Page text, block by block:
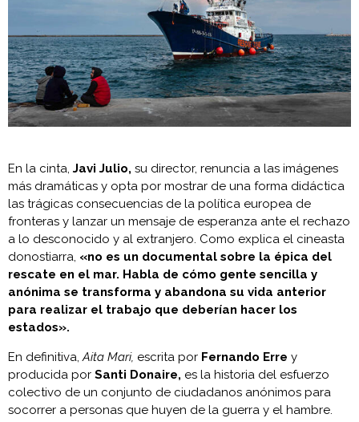
En la cinta, Javi Julio, su director, renuncia a las imágenes
más dramáticas y opta por mostrar de una forma didáctica
las trágicas consecuencias de la política europea de
fronteras y lanzar un mensaje de esperanza ante el rechazo
a lo desconocido y al extranjero. Como explica el cineasta
donostiarra, «no es un documental sobre la épica del
rescate en el mar. Habla de cómo gente sencilla y
anónima se transforma y abandona su vida anterior
para realizar el trabajo que deberían hacer los
estados».
En definitiva,Aita Mari, escrita por Fernando Erre y
producida por Santi Donaire, es la historia del esfuerzo
colectivo de un conjunto de ciudadanos anónimos para
socorrer a personas que huyen de la guerra y el hambre.